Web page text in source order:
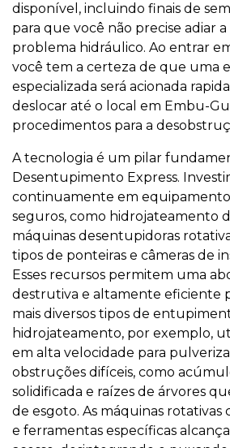
disponível, incluindo finais de
para que você não precise adiar
problema hidráulico. Ao entrar
você tem a certeza de que uma
especializada será acionada
deslocar até o local em Embu-
procedimentos para a
A tecnologia é um pilar
Desentupimento Express.
continuamente em
seguros, como hidrojateamento
máquinas desentupidoras
tipos de ponteiras e câmeras de
Esses recursos permitem uma
destrutiva e altamente eficiente
mais diversos tipos de
hidrojateamento, por exemplo,
em alta velocidade para
obstruções difíceis, como
solidificada e raízes de árvores
de esgoto. As máquinas rotativas
e ferramentas específicas